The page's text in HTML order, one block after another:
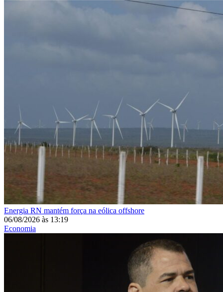
Energia RN mantém força na eólica offshore
06/08/2026 às 13:19
Economia